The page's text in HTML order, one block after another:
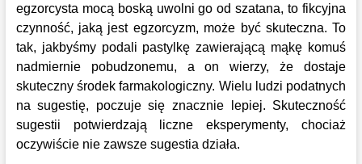
egzorcysta mocą boską uwolni go od szatana, to fikcyjna
czynność, jaką jest egzorcyzm, może być skuteczna. To
tak, jakbyśmy podali pastylkę zawierającą mąkę komuś
nadmiernie pobudzonemu, a on wierzy, że dostaje
skuteczny środek farmakologiczny. Wielu ludzi podatnych
na sugestię, poczuje się znacznie lepiej. Skuteczność
sugestii potwierdzają liczne eksperymenty, chociaż
oczywiście nie zawsze sugestia działa.